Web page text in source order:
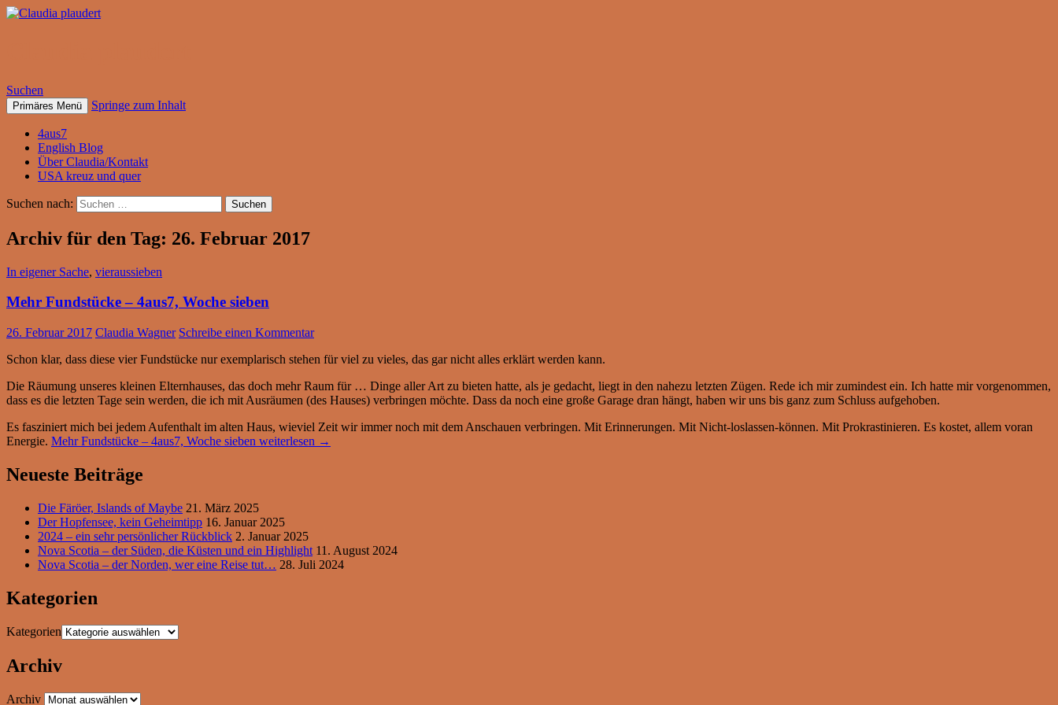
Suchen
Primäres Menü Springe zum Inhalt
4aus7
English Blog
Über Claudia/Kontakt
USA kreuz und quer
Suchen nach:
Archiv für den Tag: 26. Februar 2017
In eigener Sache, vieraussieben
Mehr Fundstücke – 4aus7, Woche sieben
26. Februar 2017 Claudia Wagner Schreibe einen Kommentar
Schon klar, dass diese vier Fundstücke nur exemplarisch stehen für viel zu vieles, das gar nicht alles erklärt werden kann.
Die Räumung unseres kleinen Elternhauses, das doch mehr Raum für … Dinge aller Art zu bieten hatte, als je gedacht, liegt in den nahezu letzten Zügen. Rede ich mir zumindest ein. Ich hatte mir vorgenommen,
dass es die letzten Tage sein werden, die ich mit Ausräumen (des Hauses) verbringen möchte. Dass da noch eine große Garage dran hängt, haben wir uns bis ganz zum Schluss aufgehoben.
Es fasziniert mich bei jedem Aufenthalt im alten Haus, wieviel Zeit wir immer noch mit dem Anschauen verbringen. Mit Erinnerungen. Mit Nicht-loslassen-können. Mit Prokrastinieren. Es kostet, allem voran
Energie. Mehr Fundstücke – 4aus7, Woche sieben weiterlesen →
Neueste Beiträge
Die Färöer, Islands of Maybe 21. März 2025
Der Hopfensee, kein Geheimtipp 16. Januar 2025
2024 – ein sehr persönlicher Rückblick 2. Januar 2025
Nova Scotia – der Süden, die Küsten und ein Highlight 11. August 2024
Nova Scotia – der Norden, wer eine Reise tut… 28. Juli 2024
Kategorien
Kategorien
Archiv
Archiv